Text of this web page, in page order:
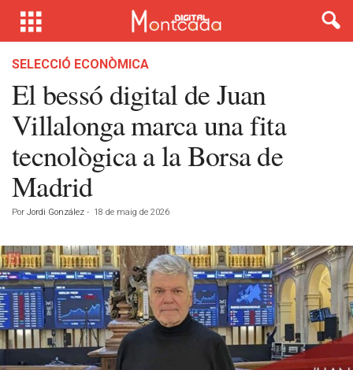
SELECCIÓ ECONÒMICA
El bessó digital de Juan
Villalonga marca una fita
tecnològica a la Borsa de
Madrid
Por Jordi González - 18 de maig de 2026